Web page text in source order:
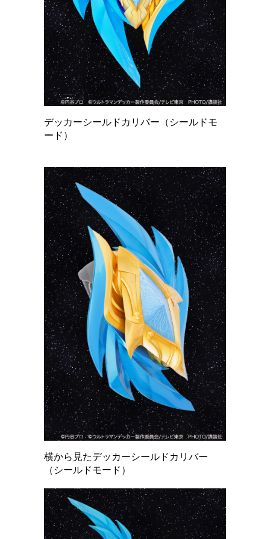
デッカーシールドカリバー（シールドモ
ード）
横から見たデッカーシールドカリバー
（シールドモード）